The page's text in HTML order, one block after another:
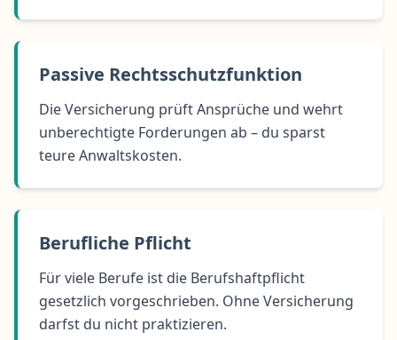
Passive Rechtsschutzfunktion
Die Versicherung prüft Ansprüche und wehrt
unberechtigte Forderungen ab – du sparst
teure Anwaltskosten.
Berufliche Pflicht
Für viele Berufe ist die Berufshaftpflicht
gesetzlich vorgeschrieben. Ohne Versicherung
darfst du nicht praktizieren.